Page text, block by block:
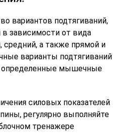
вариантов подтягиваний,
зависимости от вида
средний, а также прямой и
варианты подтягиваний
определенные мышечные
силовых показателей
регулярно выполняйте
тренажере